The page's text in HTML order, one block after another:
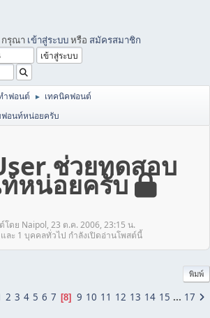
กรุณา เข้าสู่ระบบหรือ สมัครสมาชิก
ำฟอนต์ ► เทคนิคฟอนต์
อนท์หน่อยครับ
ช่วยทดสอบ
หน่อยครับ
โดย Naipol, 23 ต.ค. 2006, 23:15 น.
ละ 1 บุคคลทั่วไป กำลังเปิดอ่านโพสต์นี้
พิมพ์
2 3 4 5 6 7 8 9 10 11 12 13 14 15 ... 17